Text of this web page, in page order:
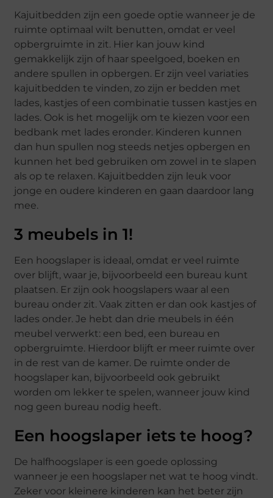
Kajuitbedden zijn een goede optie wanneer je de
ruimte optimaal wilt benutten, omdat er veel
opbergruimte in zit. Hier kan jouw kind
gemakkelijk zijn of haar speelgoed, boeken en
andere spullen in opbergen. Er zijn veel variaties
kajuitbedden te vinden, zo zijn er bedden met
lades, kastjes of een combinatie tussen kastjes en
lades. Ook is het mogelijk om te kiezen voor een
bedbank met lades eronder. Kinderen kunnen
dan hun spullen nog steeds netjes opbergen en
kunnen het bed gebruiken om zowel in te slapen
als op te relaxen. Kajuitbedden zijn leuk voor
jonge en oudere kinderen en gaan daardoor lang
mee.
3 meubels in 1!
Een hoogslaper is ideaal, omdat er veel ruimte
over blijft, waar je, bijvoorbeeld een bureau kunt
plaatsen. Er zijn ook hoogslapers waar al een
bureau onder zit. Vaak zitten er dan ook kastjes of
lades onder. Je hebt dan drie meubels in één
meubel verwerkt: een bed, een bureau en
opbergruimte. Hierdoor blijft er meer ruimte over
in de rest van de kamer. De ruimte onder de
hoogslaper kan, bijvoorbeeld ook gebruikt
worden om lekker te spelen, wanneer jouw kind
nog geen bureau nodig heeft.
Een hoogslaper iets te hoog?
De halfhoogslaper is een goede oplossing
wanneer je een hoogslaper net wat te hoog vindt.
Zeker voor kleinere kinderen kan het beter zijn